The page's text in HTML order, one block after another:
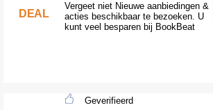
DEAL
Vergeet niet Nieuwe aanbiedingen &
acties beschikbaar te bezoeken. U
kunt veel besparen bij BookBeat
Geverifieerd